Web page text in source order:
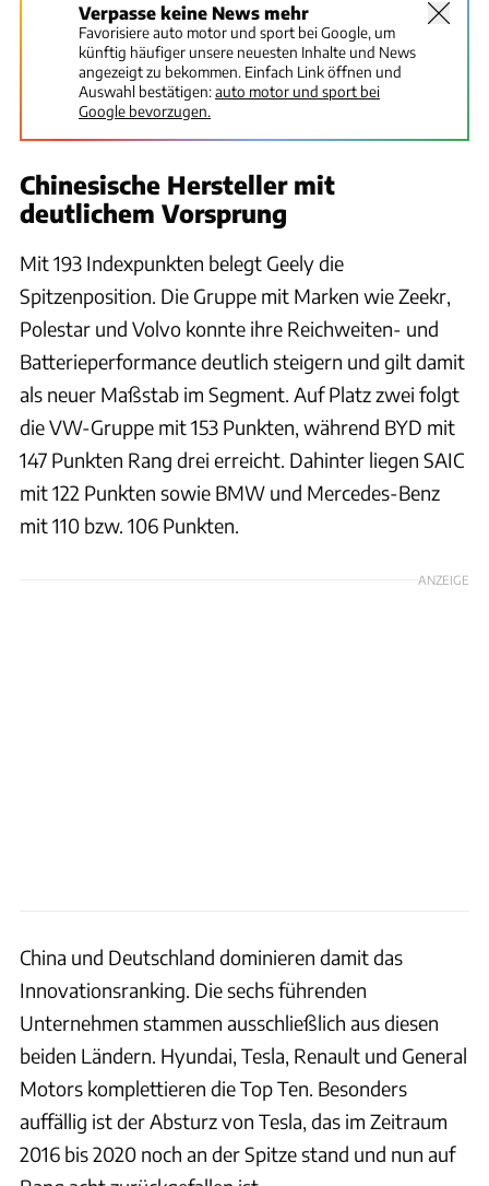
Verpasse keine News mehr
Favorisiere auto motor und sport bei Google, um
künftig häufiger unsere neuesten Inhalte und News
angezeigt zu bekommen. Einfach Link öffnen und
Auswahl bestätigen:auto motor und sport bei
Google bevorzugen.
Chinesische Hersteller mit
deutlichem Vorsprung
Mit 193 Indexpunkten belegt Geely die
Spitzenposition. Die Gruppe mit Marken wie Zeekr,
Polestar und Volvo konnte ihre Reichweiten- und
Batterieperformance deutlich steigern und gilt damit
als neuer Maßstab im Segment. Auf Platz zwei folgt
die VW-Gruppe mit 153 Punkten, während BYD mit
147 Punkten Rang drei erreicht. Dahinter liegen SAIC
mit 122 Punkten sowie BMW und Mercedes-Benz
mit 110 bzw. 106 Punkten.
ANZEIGE
China und Deutschland dominieren damit das
Innovationsranking. Die sechs führenden
Unternehmen stammen ausschließlich aus diesen
beiden Ländern. Hyundai, Tesla, Renault und General
Motors komplettieren die Top Ten. Besonders
auffällig ist der Absturz von Tesla, das im Zeitraum
2016 bis 2020 noch an der Spitze stand und nun auf